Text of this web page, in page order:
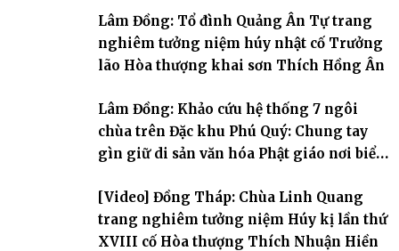
Lâm Đồng: Tổ đình Quảng Ân Tự trang
nghiêm tưởng niệm húy nhật cố Trưởng
lão Hòa thượng khai sơn Thích Hồng Ân
Lâm Đồng: Khảo cứu hệ thống 7 ngôi
chùa trên Đặc khu Phú Quý: Chung tay
gìn giữ di sản văn hóa Phật giáo nơi biển
[Video] Đồng Tháp: Chùa Linh Quang
trang nghiêm tưởng niệm Húy kị lần thứ
XVIII cố Hòa thượng Thích Nhuận Hiền